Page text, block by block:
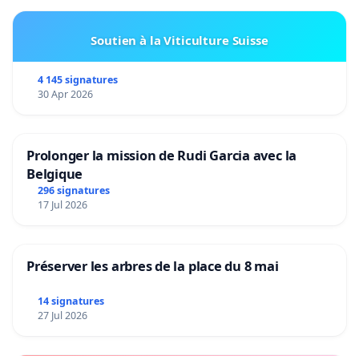
Soutien à la Viticulture Suisse
4 145 signatures
30 Apr 2026
Prolonger la mission de Rudi Garcia avec la
Belgique
296 signatures
17 Jul 2026
Préserver les arbres de la place du 8 mai
14 signatures
27 Jul 2026